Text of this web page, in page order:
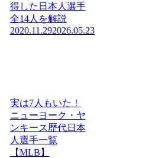
得した日本人選手
全14人を解説
2020.11.292026.05.23
実は7人もいた！
ニューヨーク・ヤ
ンキース歴代日本
人選手一覧
【MLB】